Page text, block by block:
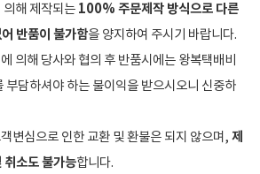
의해 제작되는 100% 주문제작 방식으로 다른
반품이 불가함을 양지하여 주시기 바랍니다.
의해 당사와 협의 후 반품시에는 왕복택배비
부담하셔야 하는 불이익을 받으시오니 신중하
변심으로 인한 교환 및 환불은 되지 않으며, 제
취소도 불가능합니다.